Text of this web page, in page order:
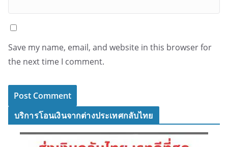
Save my name, email, and website in this browser for
the next time I comment.
บริการโอนเงินจากต่างประเทศกลับไทย